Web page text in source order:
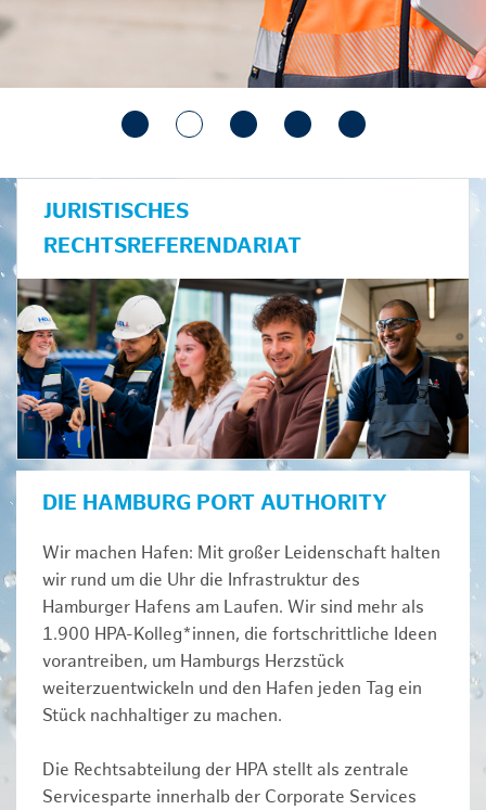
JURISTISCHES
RECHTSREFERENDARIAT
DIE HAMBURG PORT AUTHORITY
Wir machen Hafen: Mit großer Leidenschaft halten
wir rund um die Uhr die Infrastruktur des
Hamburger Hafens am Laufen. Wir sind mehr als
1.900 HPA-Kolleg*innen, die fortschrittliche Ideen
vorantreiben, um Hamburgs Herzstück
weiterzuentwickeln und den Hafen jeden Tag ein
Stück nachhaltiger zu machen.
Die Rechtsabteilung der HPA stellt als zentrale
Servicesparte innerhalb der Corporate Services